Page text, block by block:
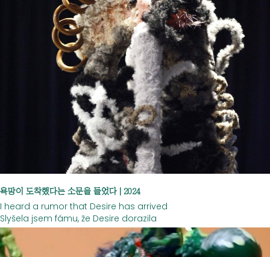
욕망이 도착했다는 소문을 들었다 | 2024
I heard a rumor that Desire has arrived
Slyšela jsem fámu, že Desire dorazila